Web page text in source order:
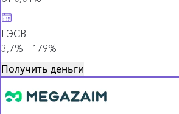
ГЭСВ
3,7% – 179%
Получить деньги